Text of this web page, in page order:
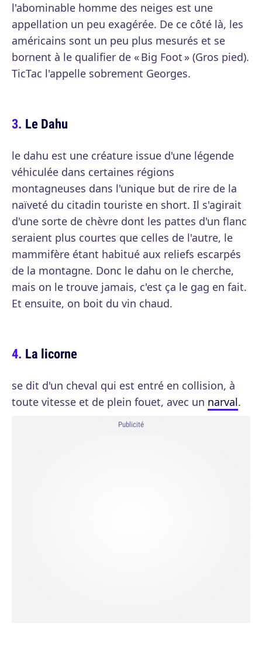
l'abominable homme des neiges est une
appellation un peu exagérée. De ce côté là, les
américains sont un peu plus mesurés et se
bornent à le qualifier de « Big Foot » (Gros pied).
TicTac l'appelle sobrement Georges.
Le Dahu
le dahu est une créature issue d'une légende
véhiculée dans certaines régions
montagneuses dans l'unique but de rire de la
naïveté du citadin touriste en short. Il s'agirait
d'une sorte de chèvre dont les pattes d'un flanc
seraient plus courtes que celles de l'autre, le
mammifère étant habitué aux reliefs escarpés
de la montagne. Donc le dahu on le cherche,
mais on le trouve jamais, c'est ça le gag en fait.
Et ensuite, on boit du vin chaud.
La licorne
se dit d'un cheval qui est entré en collision, à
toute vitesse et de plein fouet, avec un narval.
Publicité